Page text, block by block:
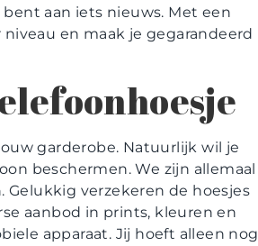
aan iets nieuws. Met een
en maak je gegarandeerd
garderobe. Natuurlijk wil je
beschermen. We zijn allemaal
verzekeren de hoesjes
aanbod in prints, kleuren en
apparaat. Jij hoeft alleen nog